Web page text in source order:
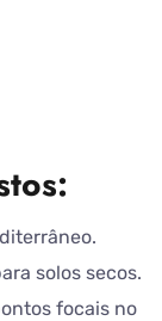
solos secos.
focais no